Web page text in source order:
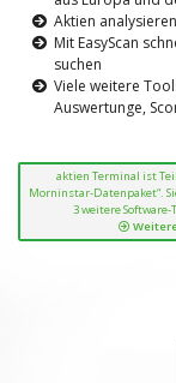
Aktien
Mit EasyScan
suchen
Viele weitere
Auswertunge,
aktien Terminal ist
Morninstar-Datenpaket“.
3 weitere